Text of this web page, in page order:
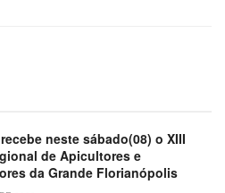
neste sábado(08) o XIII
de Apicultores e
da Grande Florianópolis